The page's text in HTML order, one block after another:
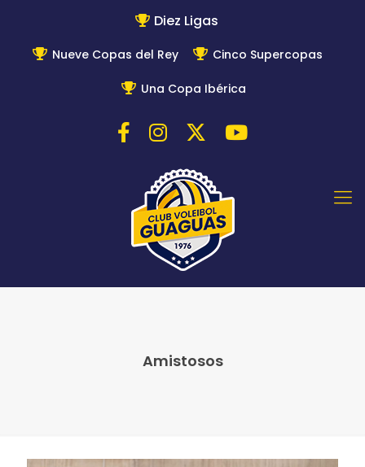
Diez Ligas
Nueve Copas del Rey Cinco Supercopas
Una Copa Ibérica
Amistosos